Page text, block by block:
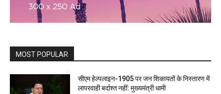
MOST POPULAR
सीएम हेल्पलाइन-1905 पर जन शिकायतों के निस्तारण में
लापरवाही बर्दाश्त नहीं: मुख्यमंत्री धामी